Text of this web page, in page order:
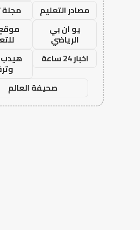
مصادر التعليم
مجلة
يو ان بي
الرياضي
اخبار 24 ساعة
صحيفة العالم